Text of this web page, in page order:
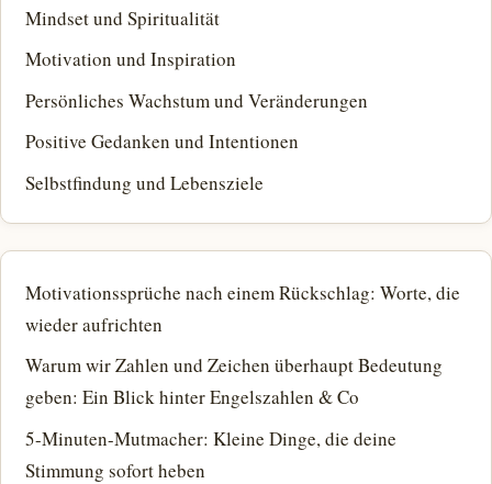
Mindset und Spiritualität
Motivation und Inspiration
Persönliches Wachstum und Veränderungen
Positive Gedanken und Intentionen
Selbstfindung und Lebensziele
Motivationssprüche nach einem Rückschlag: Worte, die
wieder aufrichten
Warum wir Zahlen und Zeichen überhaupt Bedeutung
geben: Ein Blick hinter Engelszahlen & Co
5-Minuten-Mutmacher: Kleine Dinge, die deine
Stimmung sofort heben